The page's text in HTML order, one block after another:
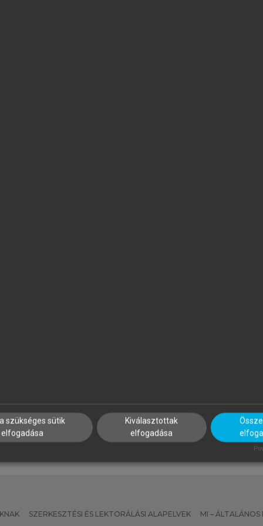
és színháztörténeti összefüggést feltáró életmű is
es-gyakorlat//
SZERKESZTÉSI ÉS LEKTORÁLÁSI ALAPELVEK MI – ÁLTALÁNOS
szükséges sütik
elfogadása
Kiválasztottak
elfogadása